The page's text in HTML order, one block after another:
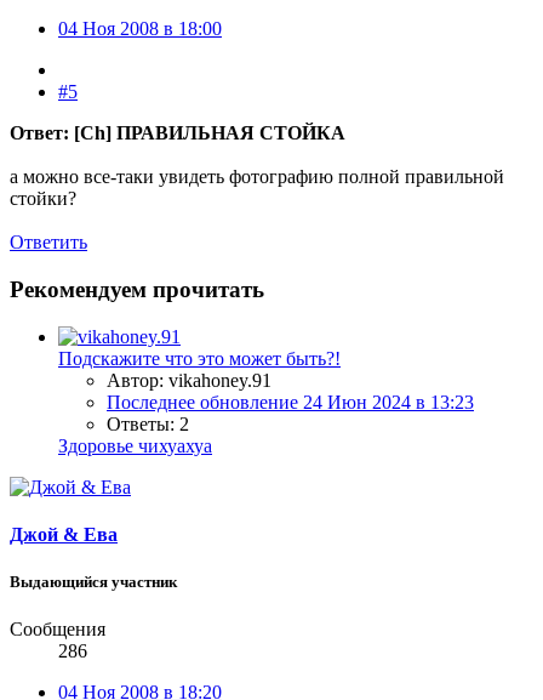
04 Ноя 2008 в 18:00
#5
Ответ: [Ch] ПРАВИЛЬНАЯ СТОЙКА
а можно все-таки увидеть фотографию полной правильной
стойки?
Ответить
Рекомендуем прочитать
Подскажите что это может быть?!
Автор: vikahoney.91
Последнее обновление 24 Июн 2024 в 13:23
Ответы: 2
Здоровье чихуахуа
Джой & Ева
Выдающийся участник
Сообщения
286
04 Ноя 2008 в 18:20